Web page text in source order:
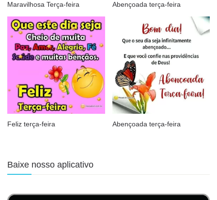
Maravilhosa Terça-feira Abençoada terça-feira
Feliz terça-feira Abençoada terça-feira
Baixe nosso aplicativo